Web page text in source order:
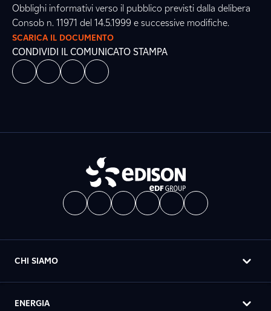
Obblighi informativi verso il pubblico previsti dalla delibera
Consob n. 11971 del 14.5.1999 e successive modifiche.
SCARICA IL DOCUMENTO
CONDIVIDI IL COMUNICATO STAMPA
CHI SIAMO
ENERGIA